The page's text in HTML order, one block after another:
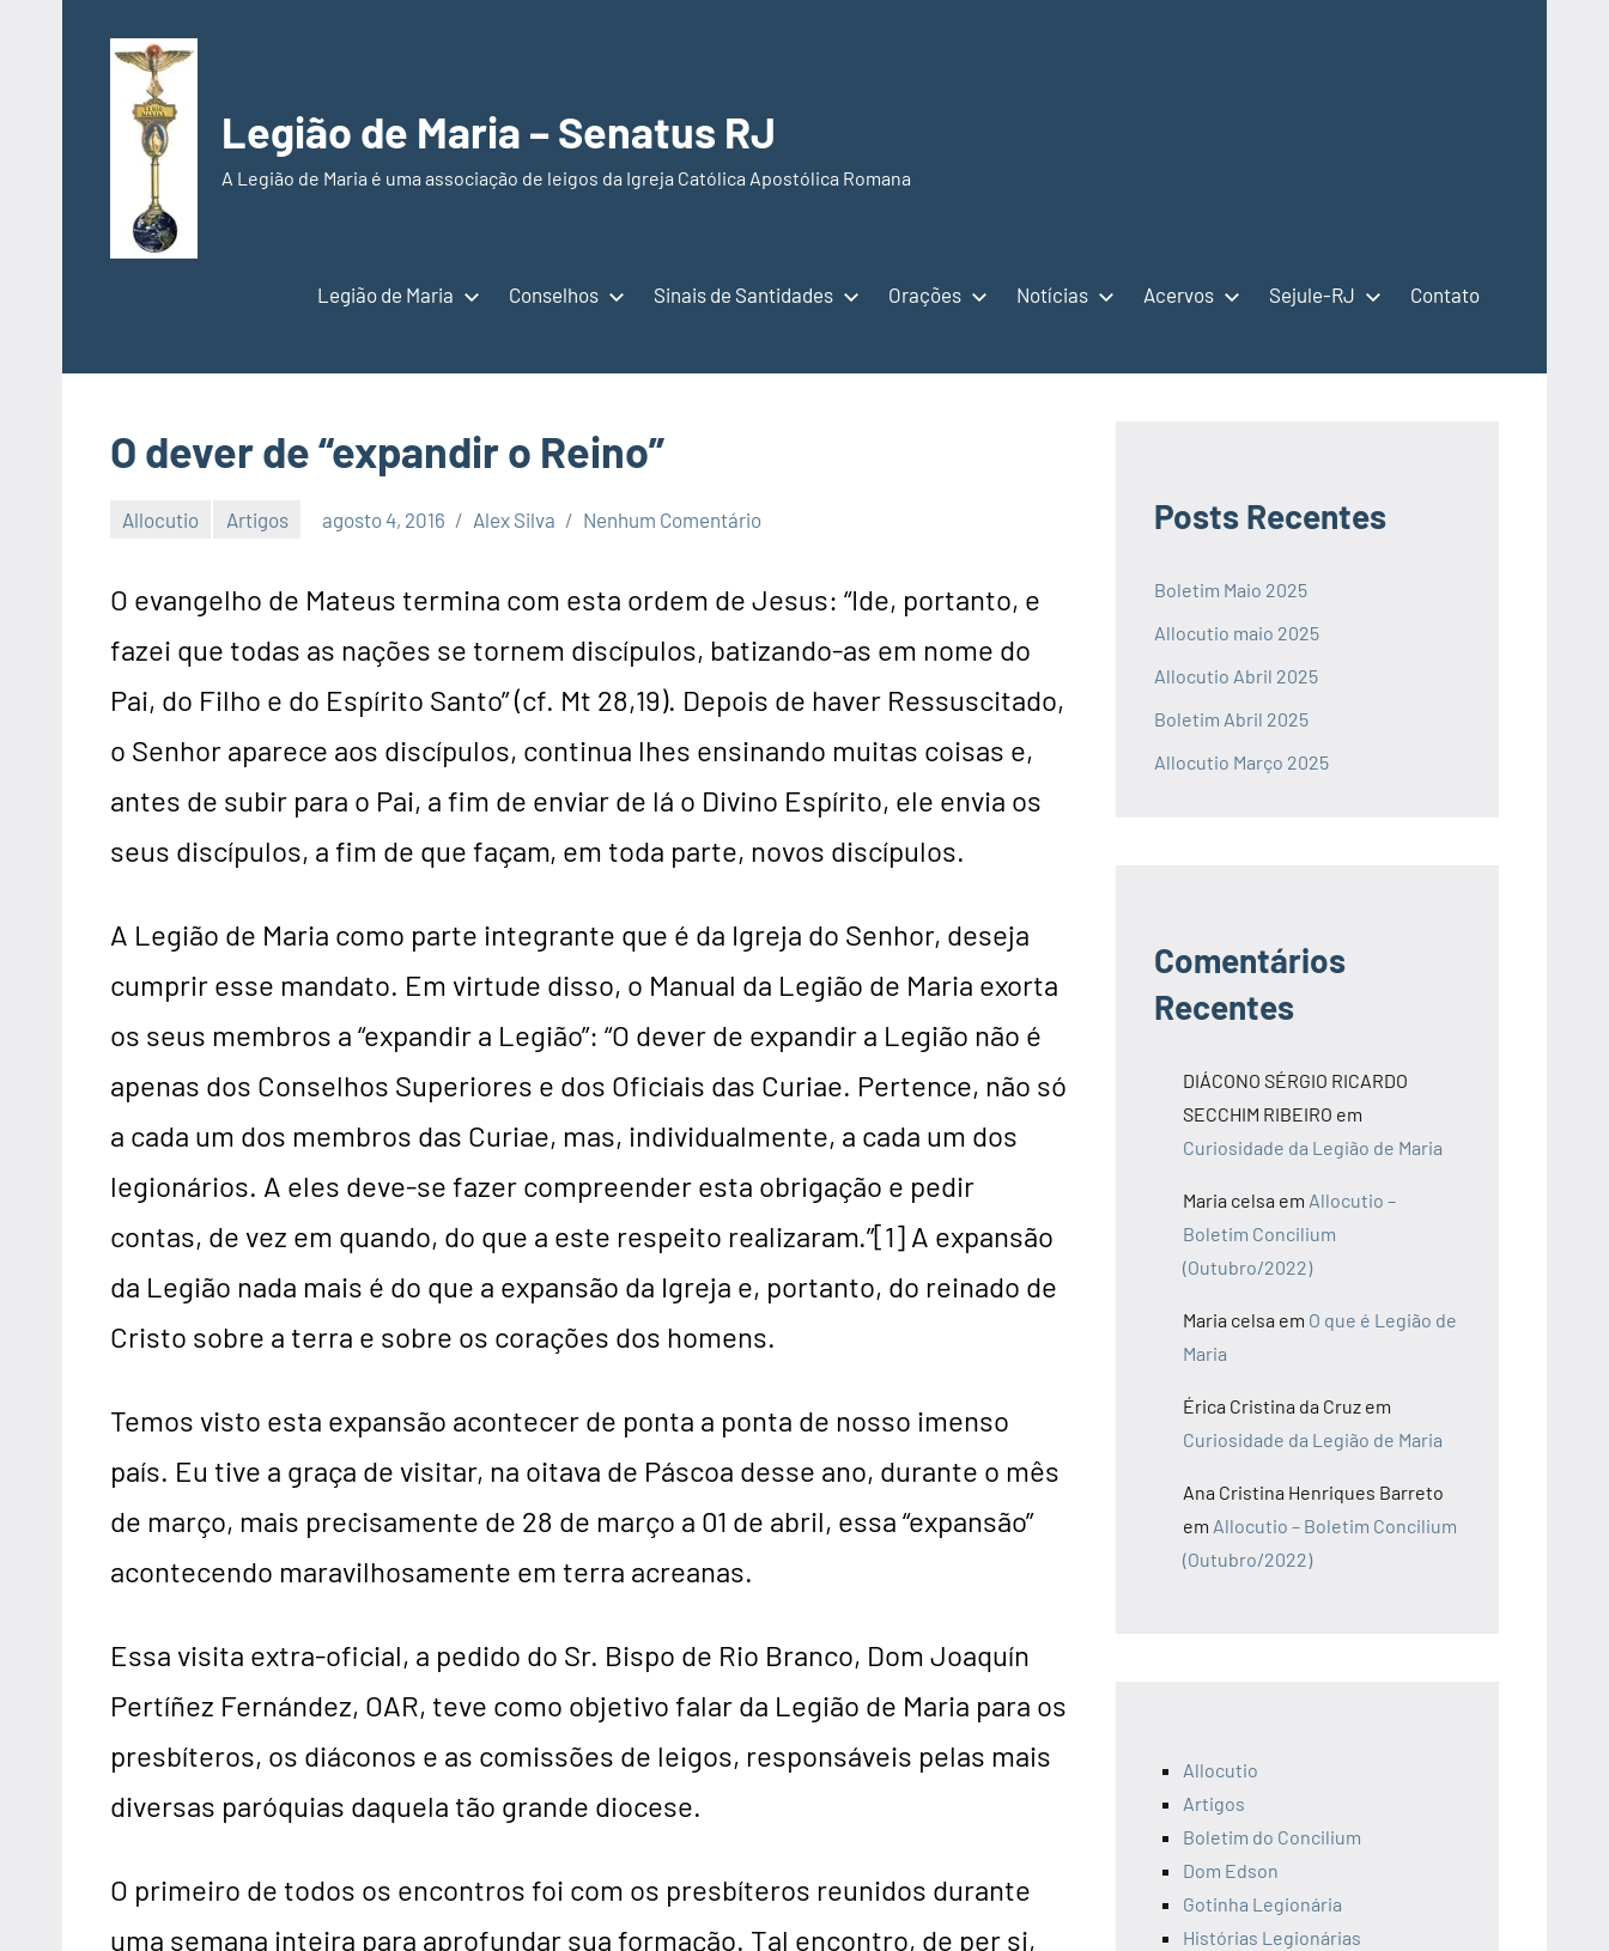
conteúdo
Legião de Maria – Senatus RJ
A Legião de Maria é uma associação de leigos da Igreja Católica Apostólica Romana
Legião de Maria Conselhos Sinais de Santidades Orações Notícias Acervos Sejule-RJ Contato
O dever de “expandir o Reino”
Allocutio Artigos agosto 4, 2016 Alex Silva Nenhum Comentário
O evangelho de Mateus termina com esta ordem de Jesus: “Ide, portanto, e
fazei que todas as nações se tornem discípulos, batizando-as em nome do
Pai, do Filho e do Espírito Santo” (cf. Mt 28,19). Depois de haver Ressuscitado,
o Senhor aparece aos discípulos, continua lhes ensinando muitas coisas e,
antes de subir para o Pai, a fim de enviar de lá o Divino Espírito, ele envia os
seus discípulos, a fim de que façam, em toda parte, novos discípulos.
A Legião de Maria como parte integrante que é da Igreja do Senhor, deseja
cumprir esse mandato. Em virtude disso, o Manual da Legião de Maria exorta
os seus membros a “expandir a Legião”: “O dever de expandir a Legião não é
apenas dos Conselhos Superiores e dos Oficiais das Curiae. Pertence, não só
a cada um dos membros das Curiae, mas, individualmente, a cada um dos
legionários. A eles deve-se fazer compreender esta obrigação e pedir
contas, de vez em quando, do que a este respeito realizaram.”[1] A expansão
da Legião nada mais é do que a expansão da Igreja e, portanto, do reinado de
Cristo sobre a terra e sobre os corações dos homens.
Temos visto esta expansão acontecer de ponta a ponta de nosso imenso
país. Eu tive a graça de visitar, na oitava de Páscoa desse ano, durante o mês
de março, mais precisamente de 28 de março a 01 de abril, essa “expansão”
acontecendo maravilhosamente em terra acreanas.
Essa visita extra-oficial, a pedido do Sr. Bispo de Rio Branco, Dom Joaquín
Pertíñez Fernández, OAR, teve como objetivo falar da Legião de Maria para os
presbíteros, os diáconos e as comissões de leigos, responsáveis pelas mais
diversas paróquias daquela tão grande diocese.
O primeiro de todos os encontros foi com os presbíteros reunidos durante
uma semana inteira para aprofundar sua formação. Tal encontro, de per si,
Posts Recentes
Boletim Maio 2025
Allocutio maio 2025
Allocutio Abril 2025
Boletim Abril 2025
Allocutio Março 2025
Comentários
Recentes
DIÁCONO SÉRGIO RICARDO
SECCHIM RIBEIRO em
Curiosidade da Legião de Maria
Maria celsa em Allocutio –
Boletim Concilium
(Outubro/2022)
Maria celsa em O que é Legião de
Maria
Érica Cristina da Cruz em
Curiosidade da Legião de Maria
Ana Cristina Henriques Barreto
em Allocutio – Boletim Concilium
(Outubro/2022)
Allocutio
Artigos
Boletim do Concilium
Dom Edson
Gotinha Legionária
Histórias Legionárias